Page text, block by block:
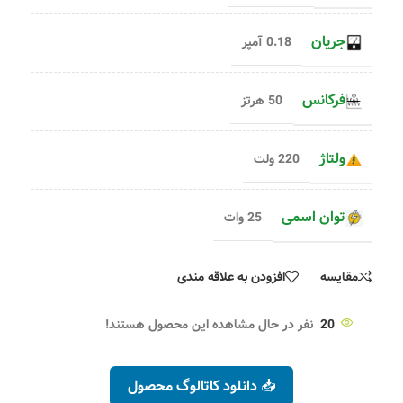
جریان 0.18 آمپر
فرکانس 50 هرتز
ولتاژ 220 ولت
توان اسمی 25 وات
مقایسه افزودن به علاقه مندی
20 نفر در حال مشاهده این محصول هستند!
📥 دانلود کاتالوگ محصول